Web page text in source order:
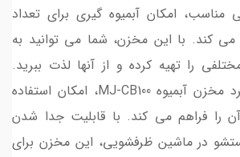
مناسب، امکان آبمیوه گیری برای تعداد
می کند. با این مخزن، شما می توانید به
را تهیه کرده و از آنها لذت ببرید.
طراحی منحصر به فرد مخزن آبمیوه MJ-CB100، امکان استفاده
را فراهم می کند. با قابلیت جدا شدن
در ماشین ظرفشویی، این مخزن برای